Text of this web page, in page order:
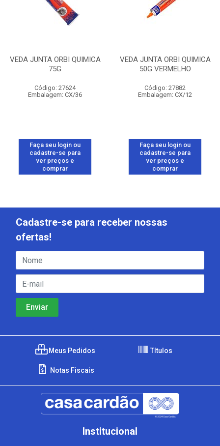
VEDA JUNTA ORBI QUIMICA
75G
Código: 27624
Embalagem: CX/36
Faça seu login ou
cadastre-se para
ver preços e
comprar
VEDA JUNTA ORBI QUIMICA
50G VERMELHO
Código: 27882
Embalagem: CX/12
Faça seu login ou
cadastre-se para
ver preços e
comprar
Cadastre-se para receber nossas
ofertas!
Meus Pedidos Títulos
Notas Fiscais
Institucional